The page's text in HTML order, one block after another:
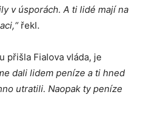
v úsporách. A ti lidé mají na
řekl.
přišla Fialova vláda, je
dali lidem peníze a ti hned
utratili. Naopak ty peníze